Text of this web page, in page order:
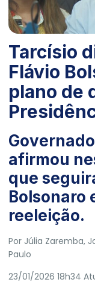
Tarcísio
Flávio
plano de
afirmou
que
Bolsonaro
reeleição.
Por Júlia Zaremba,
Paulo
23/01/2026 18h34